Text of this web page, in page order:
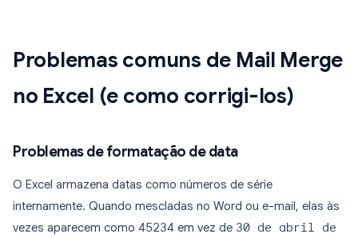
Problemas comuns de Mail Merge
no Excel (e como corrigi-los)
Problemas de formatação de data
O Excel armazena datas como números de série
internamente. Quando mescladas no Word ou e-mail, elas às
vezes aparecem como 45234 em vez de 30 de abril de